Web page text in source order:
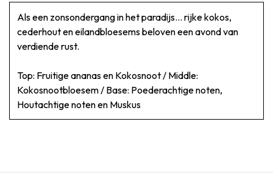
Als een zonsondergang in het paradijs... rijke kokos,
cederhout en eilandbloesems beloven een avond van
verdiende rust.
Top: Fruitige ananas en Kokosnoot / Middle:
Kokosnootbloesem / Base: Poederachtige noten,
Houtachtige noten en Muskus